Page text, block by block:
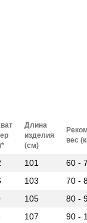
Длина
изделия
(см)
вес
101
60 -
103
70 -
105
80 -
107
90 -